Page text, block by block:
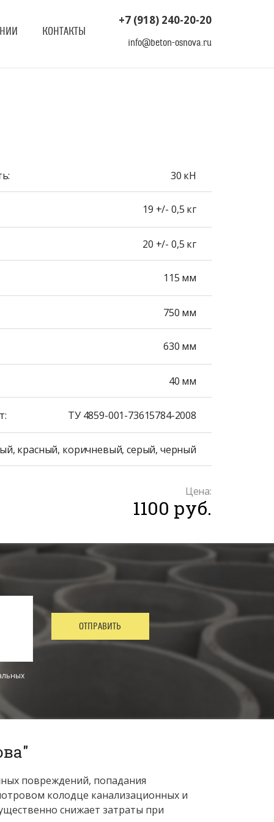
КОНТАКТЫ
+7 (918) 240-20-20
info@beton-osnova.ru
30 кН
19 +/- 0,5 кг
20 +/- 0,5 кг
115 мм
750 мм
630 мм
40 мм
ТУ 4859-001-73615784-2008
красный, коричневый, серый, черный
Цена:
1100 руб.
ОТПРАВИТЬ
повреждений, попадания
колодце канализационных и
снижает затраты при